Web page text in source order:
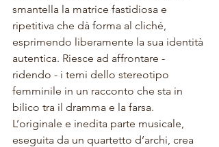
smantella la matrice fastidiosa e
ripetitiva che dà forma al cliché,
esprimendo liberamente la sua identità
autentica. Riesce ad affrontare -
ridendo - i temi dello stereotipo
femminile in un racconto che sta in
bilico tra il dramma e la farsa.
L’originale e inedita parte musicale,
eseguita da un quartetto d’archi, crea